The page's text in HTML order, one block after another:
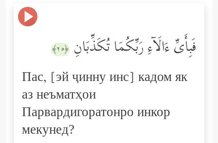
فَبِأَیِّ ءَالَاۤءِ رَبِّكُمَا تُكَذِّبَانِ ﴿٢٥﴾
Пас, [эй ҷинну инс] кадом як
аз неъматҳои
Парвардигоратонро инкор
мекунед?